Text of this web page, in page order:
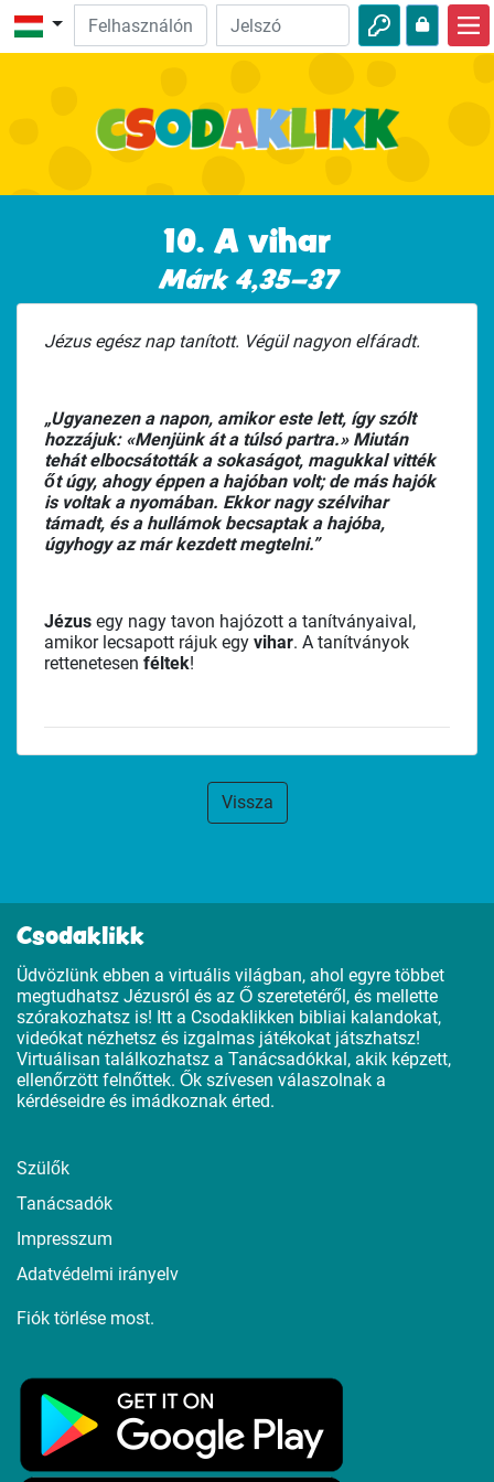
Bibliai felfedezés
Természet
Kalandjáték
Ügyeskedj!
10. A vihar
Márk 4,35–37
Jézus egész nap tanított. Végül nagyon elfáradt.
„Ugyanezen a napon, amikor este lett, így szólt
hozzájuk: «Menjünk át a túlsó partra.» Miután
tehát elbocsátották a sokaságot, magukkal vitték
őt úgy, ahogy éppen a hajóban volt; de más hajók
is voltak a nyomában. Ekkor nagy szélvihar
támadt, és a hullámok becsaptak a hajóba,
úgyhogy az már kezdett megtelni.”
Jézus egy nagy tavon hajózott a tanítványaival,
amikor lecsapott rájuk egy vihar. A tanítványok
rettenetesen féltek!
Vissza
Csodaklikk
Üdvözlünk ebben a virtuális világban, ahol egyre többet
megtudhatsz Jézusról és az Ő szeretetéről, és mellette
szórakozhatsz is! Itt a Csodaklikken bibliai kalandokat,
videókat nézhetsz és izgalmas játékokat játszhatsz!
Virtuálisan találkozhatsz a Tanácsadókkal, akik képzett,
ellenőrzött felnőttek. Ők szívesen válaszolnak a
kérdéseidre és imádkoznak érted.
Szülők
Tanácsadók
Impresszum
Adatvédelmi irányelv
Fiók törlése most.